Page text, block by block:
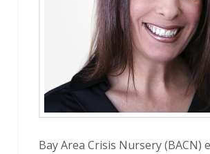
Bay Area Crisis Nursery (BACN)